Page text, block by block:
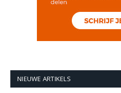
NIEUWE ARTIKELS